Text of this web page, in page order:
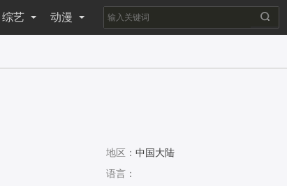
综艺 动漫
地区： 中国大陆
语言：